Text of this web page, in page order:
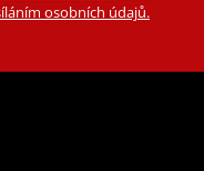
osobních údajů.